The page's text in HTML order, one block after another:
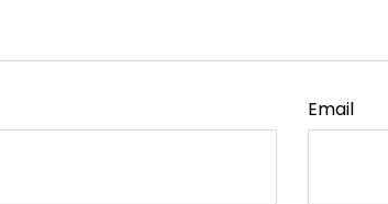
Email